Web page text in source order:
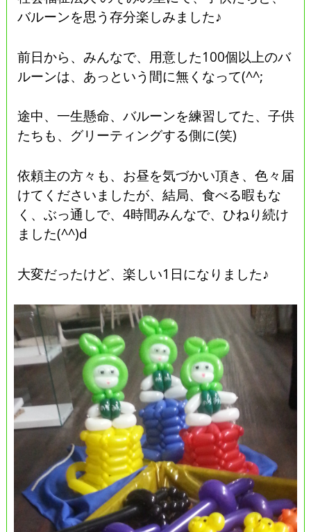
バルーンを思う存分楽しみました♪
前日から、みんなで、用意した100個以上のバ
ルーンは、あっという間に無くなって(^^;
途中、一生懸命、バルーンを練習してた、子供
たちも、グリーティングする側に(笑)
依頼主の方々も、お昼を気づかい頂き、色々届
けてくださいましたが、結局、食べる暇もな
く、ぶっ通しで、4時間みんなで、ひねり続け
ました(^^)d
大変だったけど、楽しい1日になりました♪